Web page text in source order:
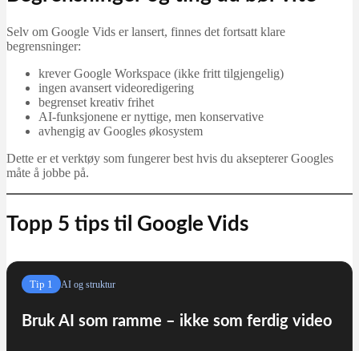
Selv om Google Vids er lansert, finnes det fortsatt klare
begrensninger:
krever Google Workspace (ikke fritt tilgjengelig)
ingen avansert videoredigering
begrenset kreativ frihet
AI‑funksjonene er nyttige, men konservative
avhengig av Googles økosystem
Dette er et verktøy som fungerer best hvis du aksepterer Googles
måte å jobbe på.
Topp 5 tips til Google Vids
Tip 1 AI og struktur
Bruk AI som ramme – ikke som ferdig video